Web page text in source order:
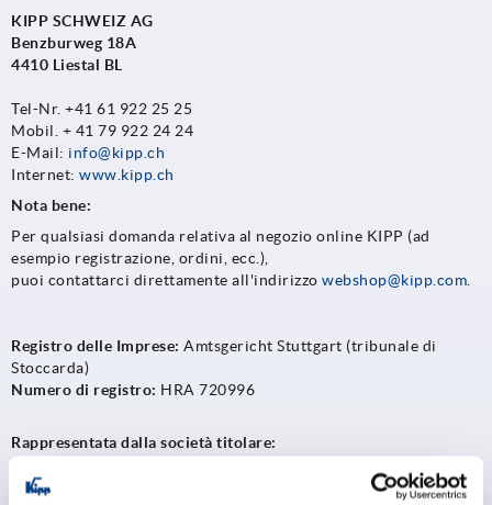
KIPP SCHWEIZ AG
Benzburweg 18A
4410 Liestal BL
Tel-Nr. +41 61 922 25 25
Mobil. + 41 79 922 24 24
E-Mail: info@kipp.ch
Internet: www.kipp.ch
Nota bene:
Per qualsiasi domanda relativa al negozio online KIPP (ad
esempio registrazione, ordini, ecc.),
puoi contattarci direttamente all'indirizzo webshop@kipp.com
Registro delle Imprese: Amtsgericht Stuttgart (tribunale di
Stoccarda)
Numero di registro: HRA 720996
Rappresentata dalla società titolare:
Kipp GmbH, sede: Sulz am Neckar, Amtsgericht Stuttgart, HRB
722234 (con responsabilità personale)